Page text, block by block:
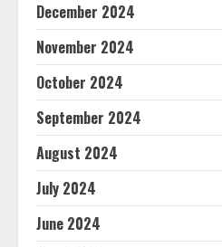
December 2024
November 2024
October 2024
September 2024
August 2024
July 2024
June 2024